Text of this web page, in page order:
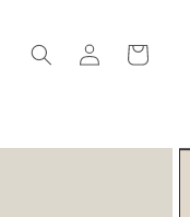
sesión
Carrito